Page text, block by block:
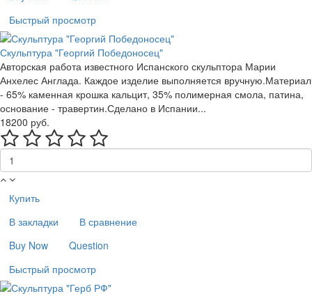
Быстрый просмотр
Скульптура "Георгий Победоносец"
Авторская работа известного Испанского скульптора Марии
Анхелес Англада. Каждое изделие выполняется вручную.Материал
- 65% каменная крошка кальцит, 35% полимерная смола, патина,
основание - травертин.Сделано в Испании...
18200 руб.
Купить
В закладки
В сравнение
Buy Now
Question
Быстрый просмотр